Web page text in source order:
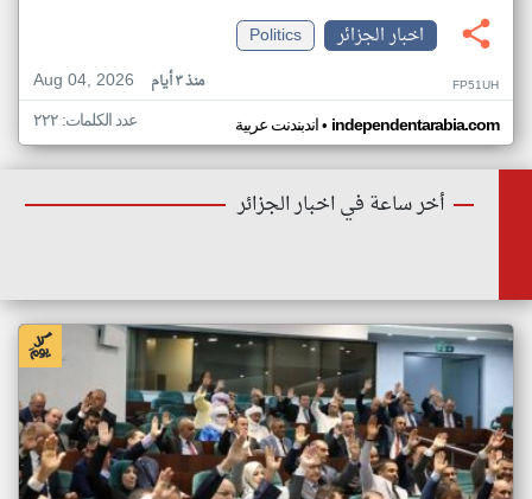
اخبار الجزائر
Politics
Aug 04, 2026
منذ ٣ أيام FP51UH
اندبندنت عربية• independentarabia.com عدد الكلمات: ٢٢٢
أخر ساعة في اخبار الجزائر